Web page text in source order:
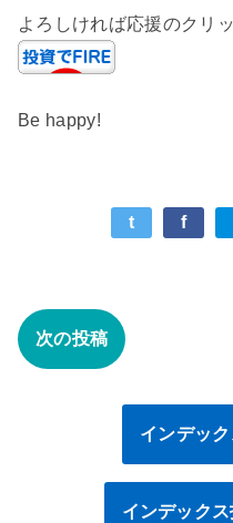
よろしければ応援のクリ
Be happy!
t f
次の投稿
インデッ
インデック